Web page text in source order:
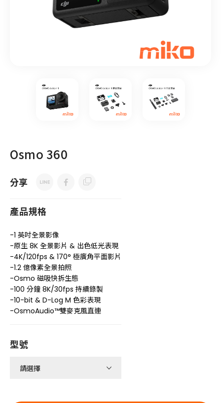
Osmo 360
分享
產品規格
-1 英吋全景影像
-原生 8K 全景影片 & 出色低光表現
-4K/120fps & 170° 極廣角平面影片
-1.2 億像素全景拍照
-Osmo 磁吸快拆生態
-100 分鐘 8K/30fps 持續錄製
-10-bit & D-Log M 色彩表現
-OsmoAudio™雙麥克風直連
型號